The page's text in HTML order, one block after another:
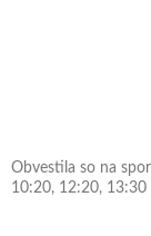
Obvestila so na
10:20, 12:20,